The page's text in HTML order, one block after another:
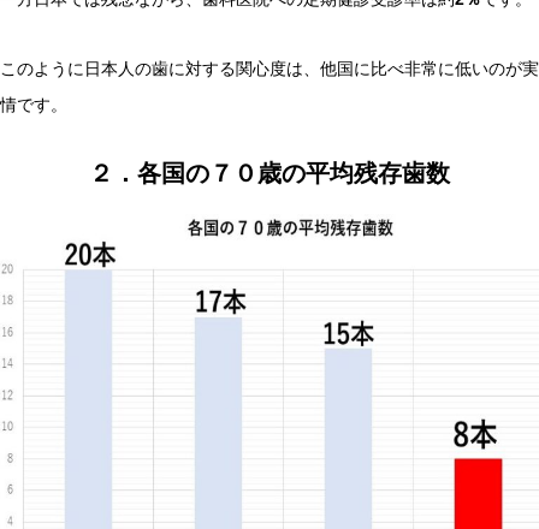
このように日本人の歯に対する関心度は、他国に比べ非常に低いのが実
情です。
２．各国の７０歳の平均残存歯数